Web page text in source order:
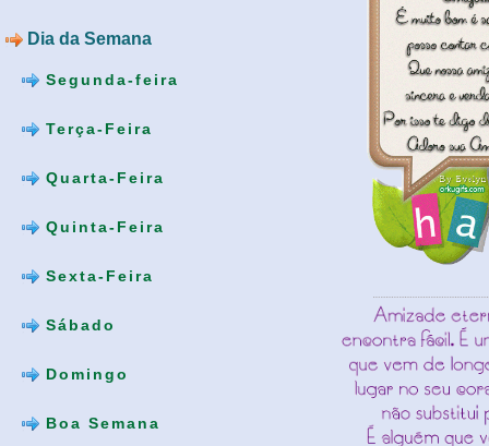
Dia da Semana
Segunda-feira
Terça-Feira
Quarta-Feira
Quinta-Feira
Sexta-Feira
Sábado
Domingo
Boa Semana